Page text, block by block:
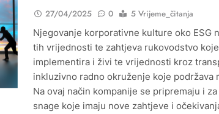
27/04/2025 0
5 Vrijeme_čitanja
Njegovanje korporativne kulture oko ESG
tih vrijednosti te zahtjeva rukovodstvo
implementira i živi te vrijednosti kroz
inkluzivno radno okruženje koje podržava
Na ovaj način kompanije se pripremaju i
snage koje imaju nove zahtjeve i